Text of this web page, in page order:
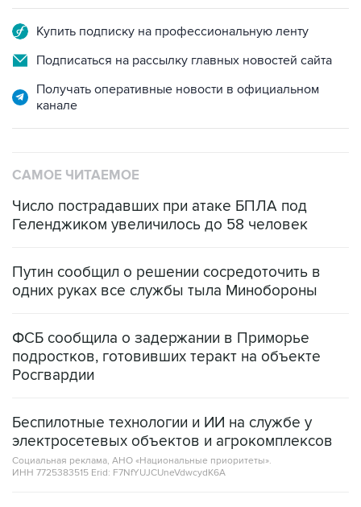
Купить подписку на профессиональную ленту
Подписаться на рассылку главных новостей сайта
Получать оперативные новости в официальном
канале
САМОЕ ЧИТАЕМОЕ
Число пострадавших при атаке БПЛА под
Геленджиком увеличилось до 58 человек
Путин сообщил о решении сосредоточить в
одних руках все службы тыла Минобороны
ФСБ сообщила о задержании в Приморье
подростков, готовивших теракт на объекте
Росгвардии
Беспилотные технологии и ИИ на службе у
электросетевых объектов и агрокомплексов
Социальная реклама, АНО «Национальные приоритеты».
ИНН 7725383515 Erid: F7NfYUJCUneVdwcydK6A